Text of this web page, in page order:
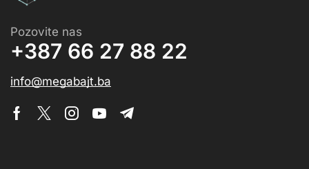
Pozovite nas
+387 66 27 88 22
info@megabajt.ba